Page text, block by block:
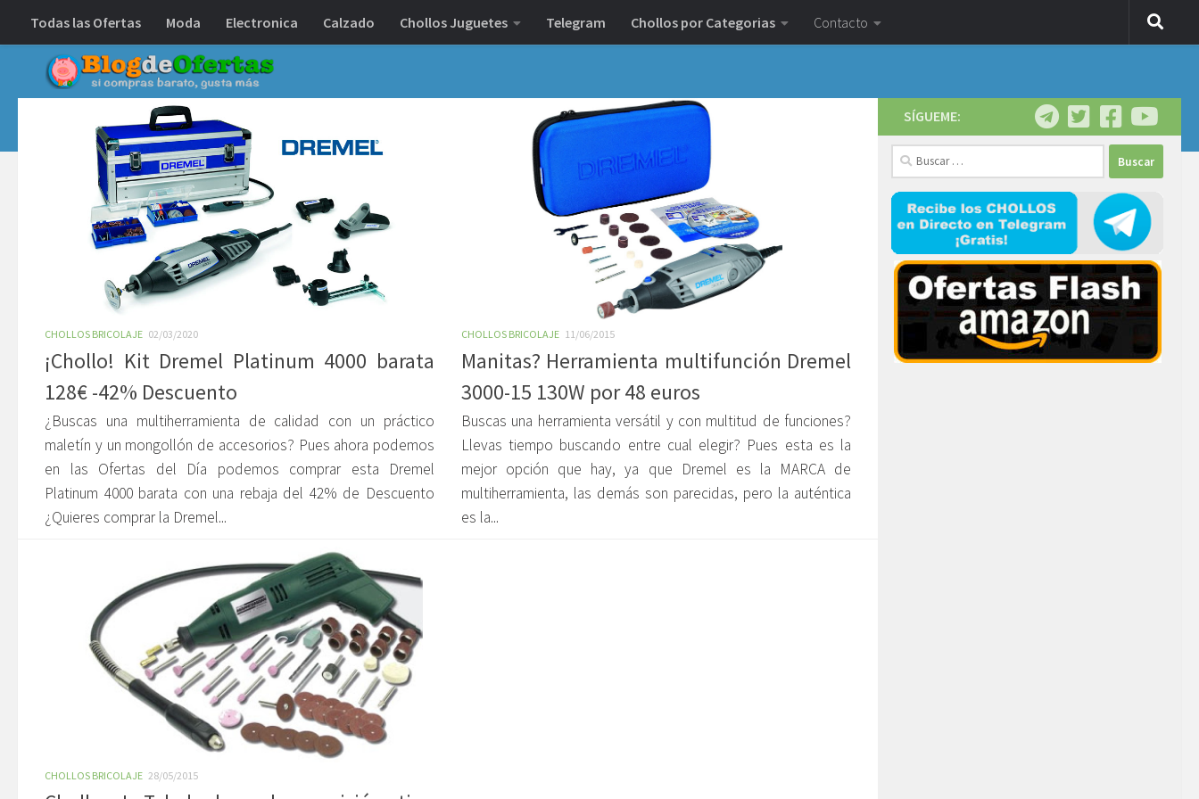
Debajo del contenido
Todas las Ofertas Moda Electronica Calzado Chollos Juguetes Telegram Chollos por Categorias Contacto
CHOLLOS BRICOLAJE 02/03/2020
¡Chollo! Kit Dremel Platinum 4000 barata
128€ -42% Descuento
¿Buscas una multiherramienta de calidad con un práctico
maletín y un mongollón de accesorios? Pues ahora podemos
en las Ofertas del Día podemos comprar esta Dremel
Platinum 4000 barata con una rebaja del 42% de Descuento
¿Quieres comprar la Dremel...
CHOLLOS BRICOLAJE 11/06/2015
Manitas? Herramienta multifunción Dremel
3000-15 130W por 48 euros
Buscas una herramienta versátil y con multitud de funciones?
Llevas tiempo buscando entre cual elegir? Pues esta es la
mejor opción que hay, ya que Dremel es la MARCA de
multiherramienta, las demás son parecidas, pero la auténtica
es la...
CHOLLOS BRICOLAJE 28/05/2015
SÍGUEME:
Buscar: